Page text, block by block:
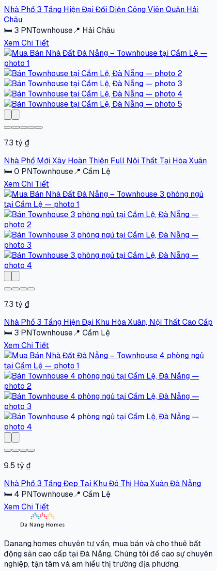
Nhà Phố 3 Tầng Hiện Đại Đối Diện Công Viên Quận Hải
Châu
🛏 3 PNTownhouse📍 Hải Châu
Xem Chi Tiết
7.3 tỷ ₫
Nhà Phố Mới Xây Hoàn Thiện Full Nội Thất Tại Hòa Xuân
🛏0 PNTownhouse📍 Cẩm Lệ
Xem Chi Tiết
7.3 tỷ ₫
Nhà Phố 3 Tầng Hiện Đại Khu Hòa Xuân, Nội Thất Cao Cấp
🛏 3 PNTownhouse📍 Cẩm Lệ
Xem Chi Tiết
9.5 tỷ ₫
Nhà Phố 3 Tầng Đẹp Tại Khu Đô Thị Hòa Xuân Đà Nẵng
🛏 4 PNTownhouse📍 Cẩm Lệ
Xem Chi Tiết
Danang.homes chuyên tư vấn, mua bán và cho thuê bất
động sản cao cấp tại Đà Nẵng. Chúng tôi đề cao sự chuyên
nghiệp, tận tâm và am hiểu thị trường địa phương.